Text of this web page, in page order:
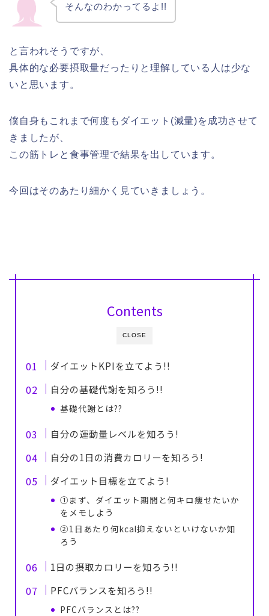
そんなのわかってるよ!!
と言われそうですが、
具体的な必要摂取量だったりと理解している人は少な
いと思います。
僕自身もこれまで何度もダイエット(減量)を成功させて
きましたが、
この筋トレと食事管理で結果を出しています。
今回はそのあたり細かく見ていきましょう。
CLOSE
Contents
ダイエットKPIを立てよう!!
自分の基礎代謝を知ろう!!
基礎代謝とは??
自分の運動量レベルを知ろう!
自分の1日の消費カロリーを知ろう!
ダイエット目標を立てよう!
①まず、ダイエット期間と何キロ痩せたいか
をメモしよう
②1日あたり何kcal抑えないといけないか知
ろう
1日の摂取カロリーを知ろう!!
PFCバランスを知ろう!!
PFCバランスとは??